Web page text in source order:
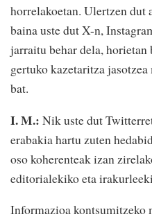
horrelakoetan. Ulertzen dut
baina uste dut X-n,
jarraitu behar dela, horietan
gertuko kazetaritza
bat.
I. M.: Nik uste dut
erabakia hartu zuten
oso koherenteak izan
editorialekiko eta
Informazioa kontsumitzeko